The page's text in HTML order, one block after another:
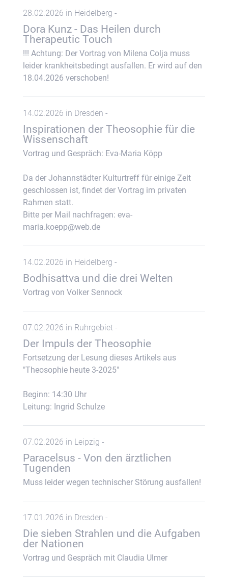
28.02.2026 in Heidelberg -
Dora Kunz - Das Heilen durch
Therapeutic Touch
!!! Achtung: Der Vortrag von Milena Colja muss
leider krankheitsbedingt ausfallen. Er wird auf den
18.04.2026 verschoben!
14.02.2026 in Dresden -
Inspirationen der Theosophie für die
Wissenschaft
Vortrag und Gespräch: Eva-Maria Köpp
Da der Johannstädter Kulturtreff für einige Zeit
geschlossen ist, findet der Vortrag im privaten
Rahmen statt.
Bitte per Mail nachfragen: eva-
maria.koepp@web.de
14.02.2026 in Heidelberg -
Bodhisattva und die drei Welten
Vortrag von Volker Sennock
07.02.2026 in Ruhrgebiet -
Der Impuls der Theosophie
Fortsetzung der Lesung dieses Artikels aus
"Theosophie heute 3-2025"
Beginn: 14:30 Uhr
Leitung: Ingrid Schulze
07.02.2026 in Leipzig -
Paracelsus - Von den ärztlichen
Tugenden
Muss leider wegen technischer Störung ausfallen!
17.01.2026 in Dresden -
Die sieben Strahlen und die Aufgaben
der Nationen
Vortrag und Gespräch mit Claudia Ulmer